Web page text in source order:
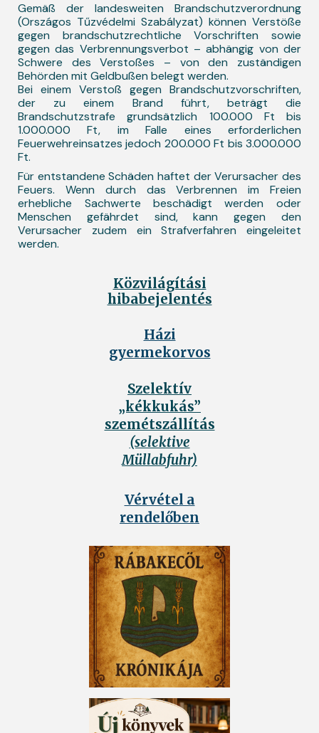
Gemäß der landesweiten Brandschutzverordnung
(Országos Tűzvédelmi Szabályzat) können Verstöße
gegen brandschutzrechtliche Vorschriften sowie
gegen das Verbrennungsverbot – abhängig von der
Schwere des Verstoßes – von den zuständigen
Behörden mit Geldbußen belegt werden.
Bei einem Verstoß gegen Brandschutzvorschriften,
der zu einem Brand führt, beträgt die
Brandschutzstrafe grundsätzlich 100.000 Ft bis
1.000.000 Ft, im Falle eines erforderlichen
Feuerwehreinsatzes jedoch 200.000 Ft bis 3.000.000
Ft.
Für entstandene Schäden haftet der Verursacher des
Feuers. Wenn durch das Verbrennen im Freien
erhebliche Sachwerte beschädigt werden oder
Menschen gefährdet sind, kann gegen den
Verursacher zudem ein Strafverfahren eingeleitet
werden.
Közvilágítási
hibabejelentés
Házi
gyermekorvos
Szelektív
„kékkukás”
szemétszállítás
(selektive
Müllabfuhr)
Vérvétel a
rendelőben